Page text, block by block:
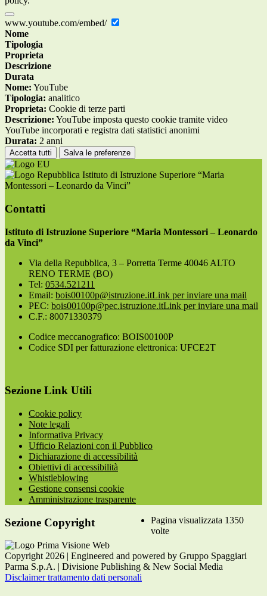
www.youtube.com/embed/
Nome
Tipologia
Proprieta
Descrizione
Durata
Nome: YouTube
Tipologia: analitico
Proprieta: Cookie di terze parti
Descrizione: YouTube imposta questo cookie tramite video
YouTube incorporati e registra dati statistici anonimi
Durata: 2 anni
Accetta tutti Salva le preferenze
Istituto di Istruzione Superiore “Maria
Montessori – Leonardo da Vinci”
Contatti
Istituto di Istruzione Superiore “Maria Montessori – Leonardo
da Vinci”
Via della Repubblica, 3 – Porretta Terme 40046 ALTO
RENO TERME (BO)
Tel: 0534.521211
Email: bois00100p@istruzione.itLink per inviare una mail
PEC: bois00100p@pec.istruzione.itLink per inviare una mail
C.F.: 80071330379
Codice meccanografico: BOIS00100P
Codice SDI per fatturazione elettronica: UFCE2T
Sezione Link Utili
Cookie policy
Note legali
Informativa Privacy
Ufficio Relazioni con il Pubblico
Dichiarazione di accessibilità
Obiettivi di accessibilità
Whistleblowing
Gestione consensi cookie
Amministrazione trasparente
Pagina visualizzata 1350
volte
Sezione Copyright
Copyright 2026 | Engineered and powered by Gruppo Spaggiari
Parma S.p.A. | Divisione Publishing & New Social Media
Disclaimer trattamento dati personali